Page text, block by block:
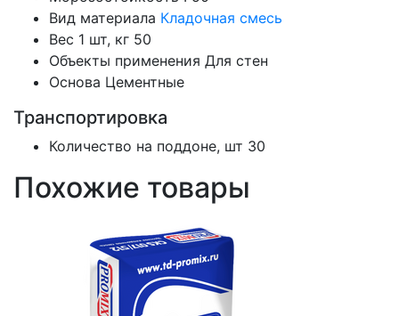
Вид материала Кладочная смесь
Вес 1 шт, кг 50
Объекты применения Для стен
Основа Цементные
Транспортировка
Количество на поддоне, шт 30
Похожие товары